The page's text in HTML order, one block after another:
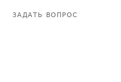
ЗАДАТЬ ВОПРОС